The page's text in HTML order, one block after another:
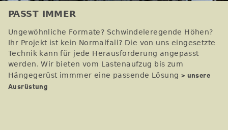
PASST IMMER
Ungewöhnliche Formate? Schwindeleregende Höhen?
Ihr Projekt ist kein Normalfall? Die von uns eingesetzte
Technik kann für jede Herausforderung angepasst
werden. Wir bieten vom Lastenaufzug bis zum
Hängegerüst immmer eine passende Lösung > unsere
Ausrüstung